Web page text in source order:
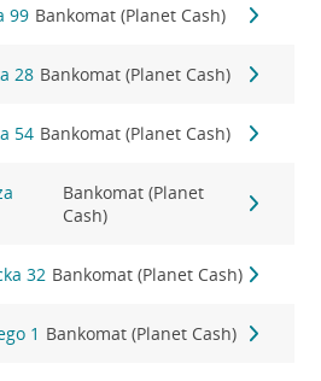
99 Bankomat (Planet Cash)
28 Bankomat (Planet Cash)
54 Bankomat (Planet Cash)
Bankomat (Planet
Cash)
32 Bankomat (Planet Cash)
1 Bankomat (Planet Cash)